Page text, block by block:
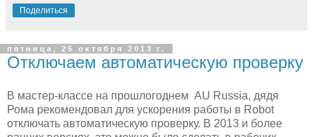
Поделиться
пятница, 25 октября 2013 г.
Отключаем автоматическую проверку
В мастер-классе на прошлогоднем AU Russia, дядя
Рома рекомендовал для ускорения работы в Robot
отключать автоматическую проверку. В 2013 и более